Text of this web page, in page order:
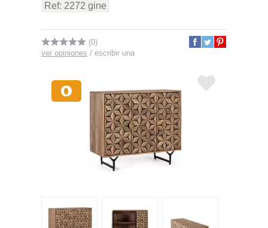
Ref: 2272 gine
(0)
ver opiniones / escribir una